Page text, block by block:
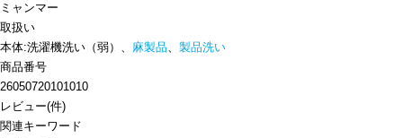
ミャンマー
取扱い
本体:洗濯機洗い（弱）、 麻製品、 製品洗い
商品番号
26050720101010
レビュー(件)
関連キーワード